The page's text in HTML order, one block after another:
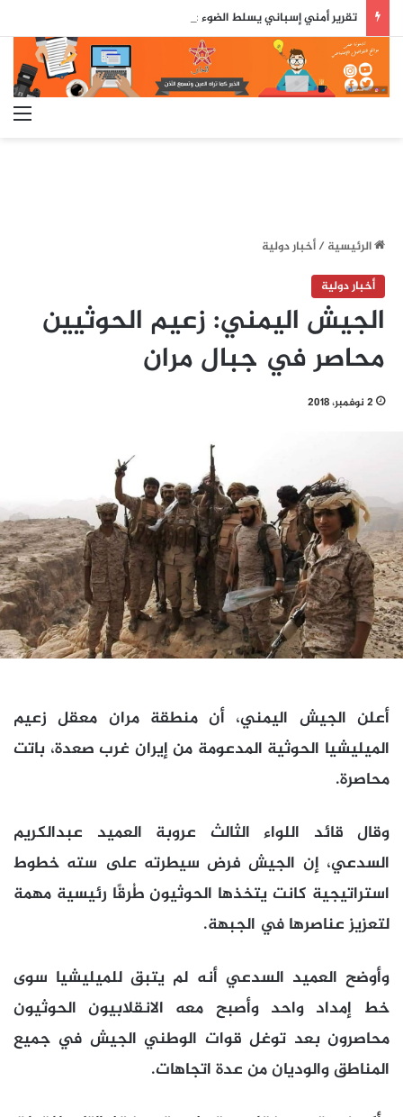
الرئيسية/أخبار دولية
أخبار دولية
الجيش اليمني: زعيم الحوثيين
محاصر في جبال مران
2 نوفمبر، 2018
أعلن الجيش اليمني، أن منطقة مران معقل زعيم
الميليشيا الحوثية المدعومة من إيران غرب صعدة، باتت
محاصرة.
وقال قائد اللواء الثالث عروبة العميد عبدالكريم
السدعي، إن الجيش فرض سيطرته على سته خطوط
استراتيجية كانت يتخذها الحوثيون طُرقًا رئيسية مهمة
لتعزيز عناصرها في الجبهة.
وأوضح العميد السدعي أنه لم يتبق للميليشيا سوى
خط إمداد واحد وأصبح معه الانقلابيون الحوثيون
محاصرون بعد توغل قوات الوطني الجيش في جميع
المناطق والوديان من عدة اتجاهات.